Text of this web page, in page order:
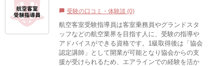
chat_bubble 受験の口コミ・体験談 (0)
航空客室受験指導員は客室乗務員やグランドスタ
ッフなどの航空業界を目指す人に、受験の指導や
アドバイスができる資格です。1級取得後は「協会
認定講師」として開業が可能となり協会からの支
援が受けられるため、エアラインでの経験を活か